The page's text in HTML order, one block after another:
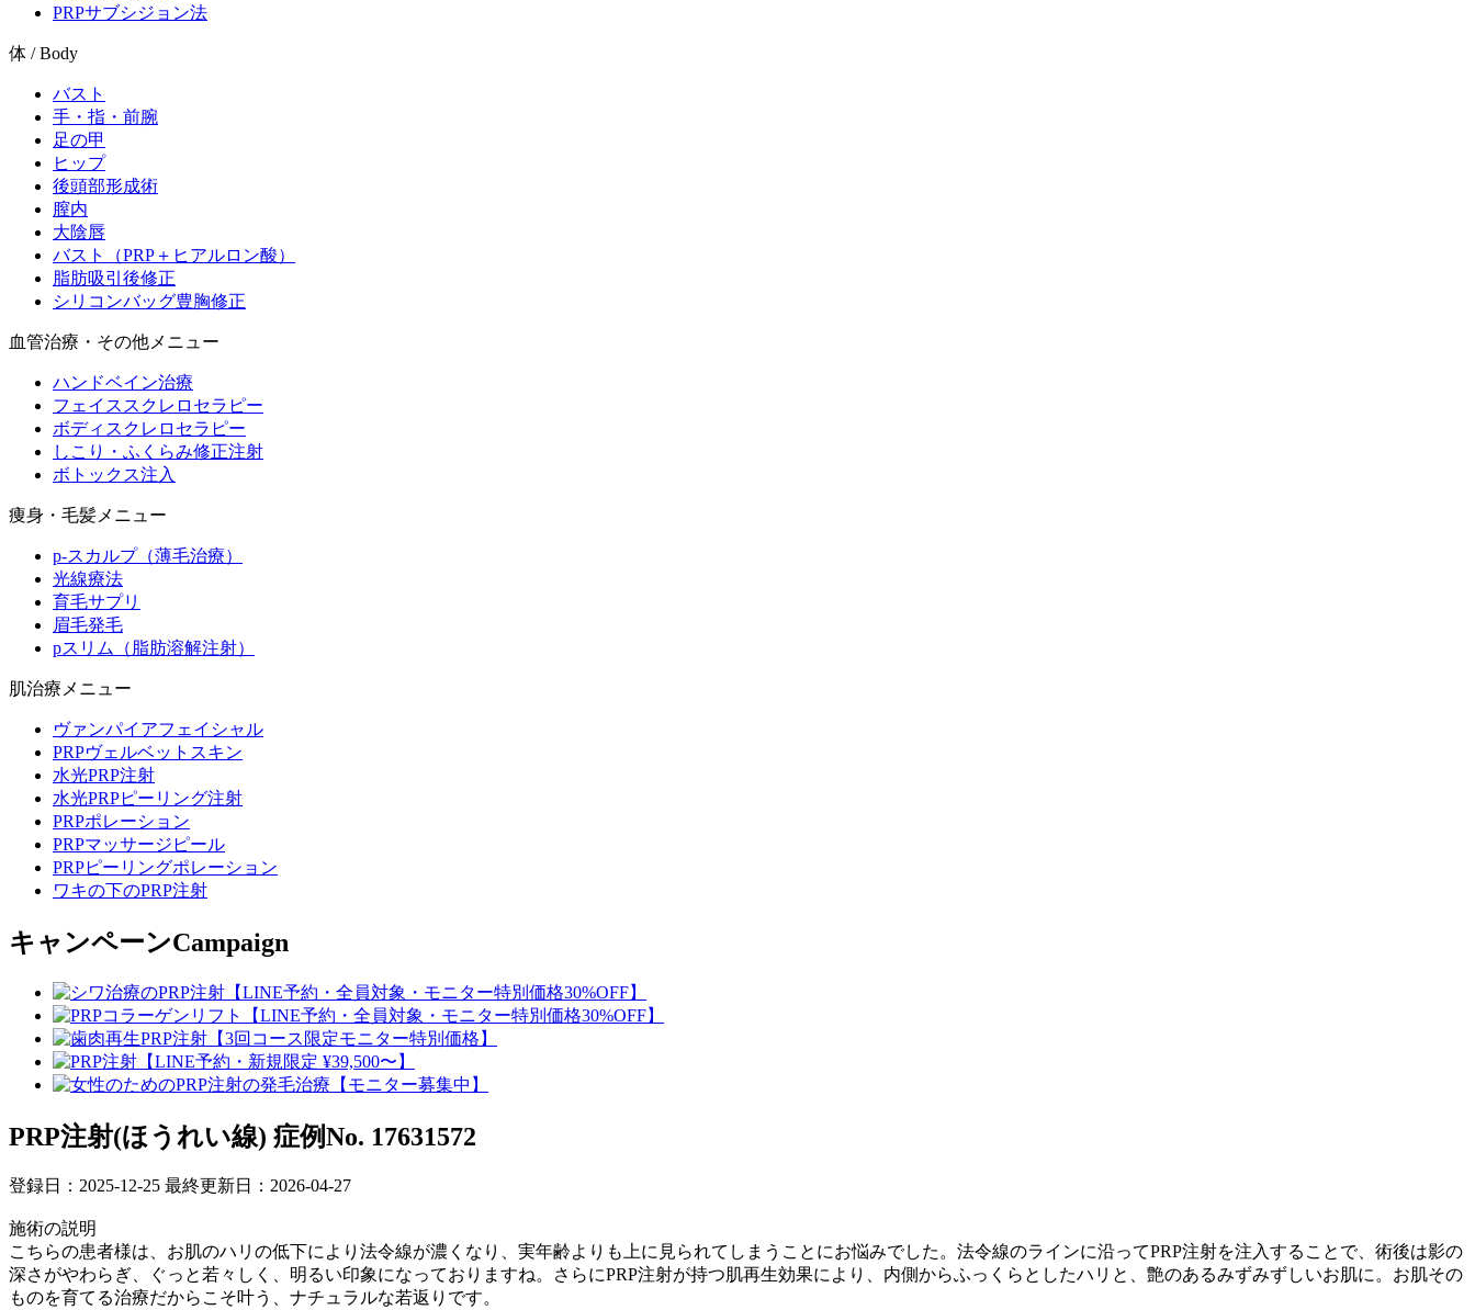
PRPサブシジョン法
体 / Body
バスト
手・指・前腕
足の甲
ヒップ
後頭部形成術
膣内
大陰唇
バスト（PRP＋ヒアルロン酸）
脂肪吸引後修正
シリコンバッグ豊胸修正
血管治療・その他メニュー
ハンドベイン治療
フェイススクレロセラピー
ボディスクレロセラピー
しこり・ふくらみ修正注射
ボトックス注入
痩身・毛髪メニュー
p-スカルプ（薄毛治療）
光線療法
育毛サプリ
眉毛発毛
pスリム（脂肪溶解注射）
肌治療メニュー
ヴァンパイアフェイシャル
PRPヴェルベットスキン
水光PRP注射
水光PRPピーリング注射
PRPポレーション
PRPマッサージピール
PRPピーリングポレーション
ワキの下のPRP注射
キャンペーンCampaign
PRP注射(ほうれい線) 症例No. 17631572
登録日：2025-12-25 最終更新日：2026-04-27
施術の説明
こちらの患者様は、お肌のハリの低下により法令線が濃くなり、実年齢よりも上に見られてしまうことにお悩みでした。法令線のラインに沿ってPRP注射を注入することで、術後は影の
深さがやわらぎ、ぐっと若々しく、明るい印象になっておりますね。さらにPRP注射が持つ肌再生効果により、内側からふっくらとしたハリと、艶のあるみずみずしいお肌に。お肌その
ものを育てる治療だからこそ叶う、ナチュラルな若返りです。